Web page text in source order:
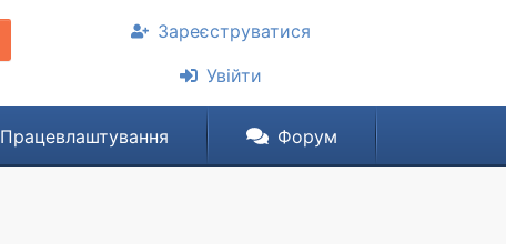
Зареєструватися
Увійти
Працевлаштування Форум